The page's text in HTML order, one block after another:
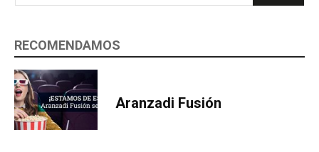
RECOMENDAMOS
Aranzadi Fusión